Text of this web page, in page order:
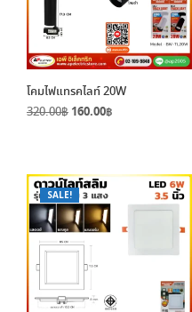
โคมไฟแทรคไลท์ 20W
320.00฿ Original
160.00฿
SALE!